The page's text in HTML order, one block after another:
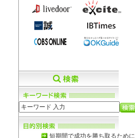
短期間で成功を勝ち取るために